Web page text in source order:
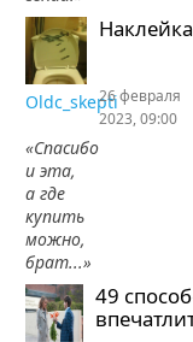
Наклейка
Oldc_skepti
«Спасибо
и эта,
а где
купить
можно,
брат...»
26 февраля
2023, 09:00
49